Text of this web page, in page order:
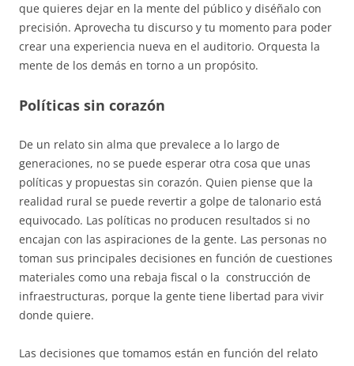
que quieres dejar en la mente del público y diséñalo con
precisión. Aprovecha tu discurso y tu momento para poder
crear una experiencia nueva en el auditorio. Orquesta la
mente de los demás en torno a un propósito.
Políticas sin corazón
De un relato sin alma que prevalece a lo largo de
generaciones, no se puede esperar otra cosa que unas
políticas y propuestas sin corazón. Quien piense que la
realidad rural se puede revertir a golpe de talonario está
equivocado. Las políticas no producen resultados si no
encajan con las aspiraciones de la gente. Las personas no
toman sus principales decisiones en función de cuestiones
materiales como una rebaja fiscal o la construcción de
infraestructuras, porque la gente tiene libertad para vivir
donde quiere.
Las decisiones que tomamos están en función del relato